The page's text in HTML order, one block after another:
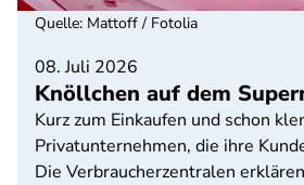
08. Juli 2026
Knöllchen auf dem
Kurz zum Einkaufen und schon
Privatunternehmen, die ihre
Die Verbraucherzentralen
Quelle: Mattoff / Fotolia